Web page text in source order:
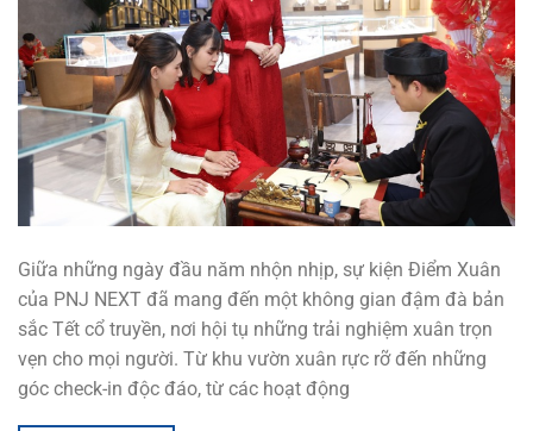
Giữa những ngày đầu năm nhộn nhịp, sự kiện Điểm Xuân
của PNJ NEXT đã mang đến một không gian đậm đà bản
sắc Tết cổ truyền, nơi hội tụ những trải nghiệm xuân trọn
vẹn cho mọi người. Từ khu vườn xuân rực rỡ đến những
góc check-in độc đáo, từ các hoạt động